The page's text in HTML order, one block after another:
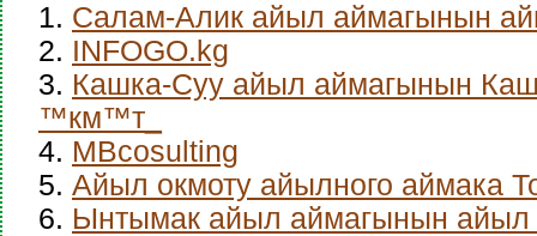
1. Салам-Алик айыл аймагынын
2. INFOGO.kg
3. Кашка-Суу айыл аймагынын
™км™т_
4. MBcosulting
5. Айыл окмоту айылного аймака
6. Ынтымак айыл аймагынын айыл